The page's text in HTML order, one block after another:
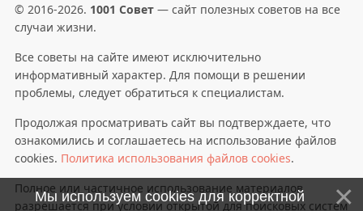
© 2016-2026. 1001 Совет— сайт полезных советов на все
случаи жизни.
Все советы на сайте имеют исключительно
информативный характер. Для помощи в решении
проблемы, следует обратиться к специалистам.
Продолжая просматривать сайт вы подтверждаете, что
ознакомились и соглашаетесь на использование файлов
cookies. Политика использования файлов cookies.
Полное или частичное использование материалов
разрешается при условии открытой для поисковых систем
Мы используем cookies для корректной